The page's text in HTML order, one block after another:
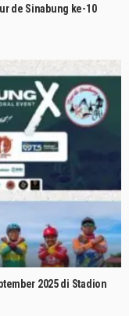
de Sinabung ke-10
2025 di Stadion